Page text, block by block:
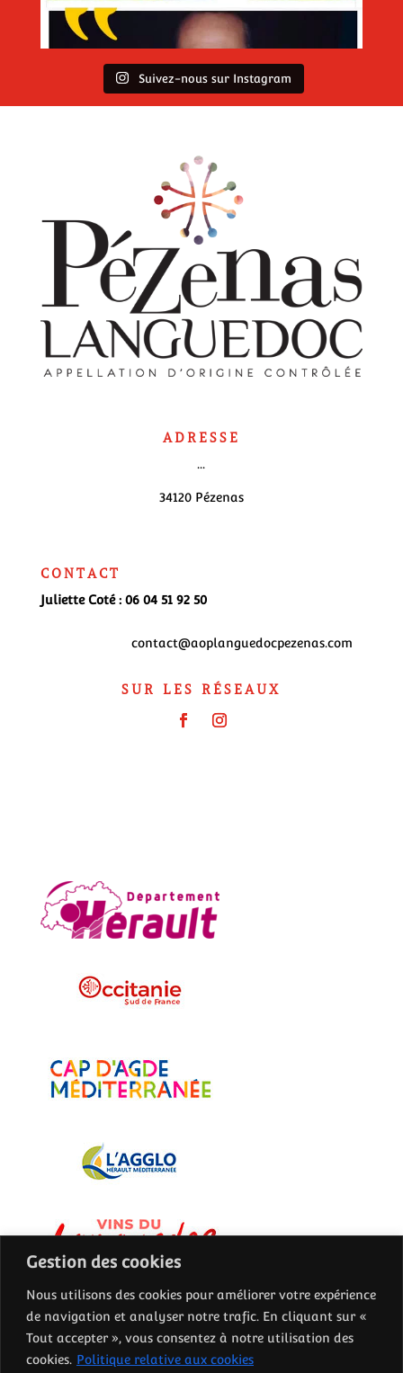
Gestion des cookies
Nous utilisons des cookies pour améliorer votre expérience
de navigation et analyser notre trafic. En cliquant sur «
Tout accepter », vous consentez à notre utilisation des
cookies. Politique relative aux cookies
Suivez-nous sur Instagram
ADRESSE
...
34120 Pézenas
CONTACT
Juliette Coté : 06 04 51 92 50
contact@aoplanguedocpezenas.com
SUR LES RÉSEAUX